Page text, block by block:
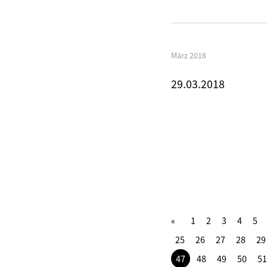
März 2018
29.03.2018
1 2 3 4
5
25
26 27 28
29
47
48 49 50 51